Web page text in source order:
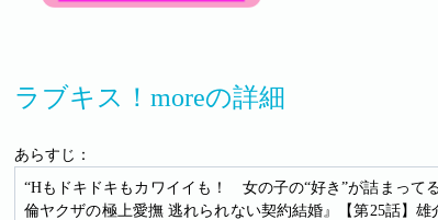
ラブキス！moreの詳細
あらすじ：
“Hもドキドキもカワイイも！ 女の子の“好き”が詰ま
倫ヤクザの極上愛撫 逃れられない契約結婚』【第25話】